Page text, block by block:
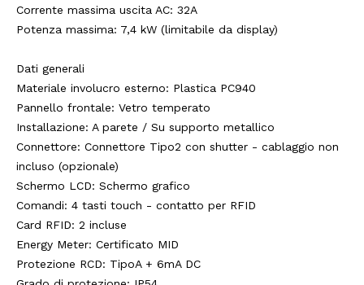
Corrente massima uscita AC: 32A
Potenza massima: 7,4 kW (limitabile da display)
Dati generali
Materiale involucro esterno: Plastica PC940
Pannello frontale: Vetro temperato
Installazione: A parete / Su supporto metallico
Connettore: Connettore Tipo2 con shutter - cablaggio non
incluso (opzionale)
Schermo LCD: Schermo grafico
Comandi: 4 tasti touch - contatto per RFID
Card RFID: 2 incluse
Energy Meter: Certificato MID
Protezione RCD: TipoA + 6mA DC